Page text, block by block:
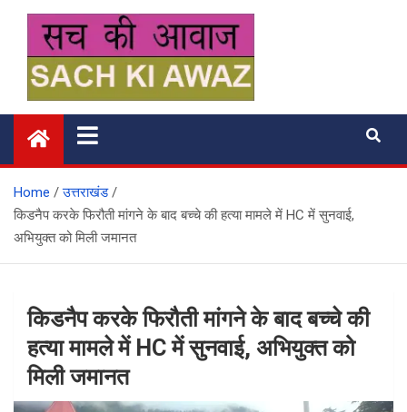
content
सच की आवाज
Home
उत्तराखंड
किडनैप करके फिरौती मांगने के बाद बच्चे की हत्या मामले में HC में सुनवाई,
अभियुक्त को मिली जमानत
किडनैप करके फिरौती मांगने के बाद बच्चे की
हत्या मामले में HC में सुनवाई, अभियुक्त को
मिली जमानत